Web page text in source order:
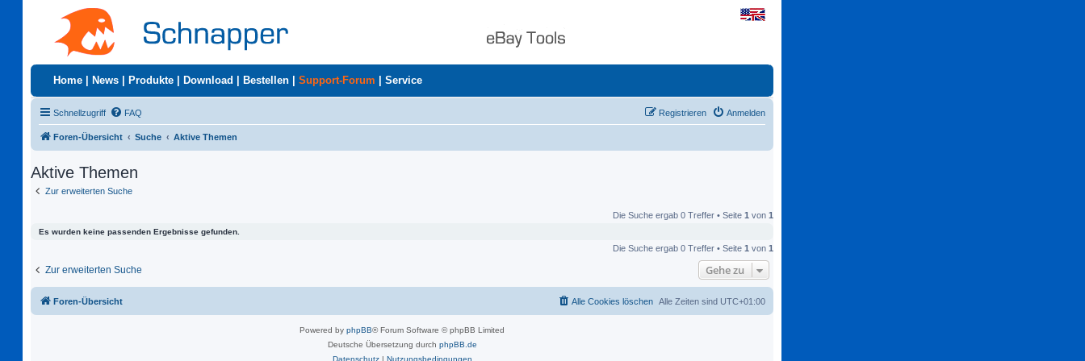
Home News Produkte Download Bestellen Support-Forum Service
Schnellzugriff FAQ Anmelden
Registrieren
Foren-Übersicht Suche Aktive Themen
Aktive Themen
Zur erweiterten Suche
Die Suche ergab 0 Treffer • Seite 1 von 1
Es wurden keine passenden Ergebnisse gefunden.
Die Suche ergab 0 Treffer • Seite 1 von 1
Zur erweiterten Suche Gehe zu
Foren-Übersicht Alle Zeiten sind UTC+01:00
Alle Cookies löschen
Powered by phpBB® Forum Software © phpBB Limited
Deutsche Übersetzung durch phpBB.de
Datenschutz| Nutzungsbedingungen